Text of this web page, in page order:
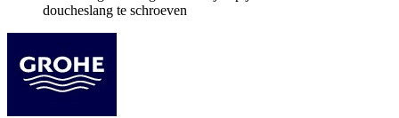
doucheslang te schroeven